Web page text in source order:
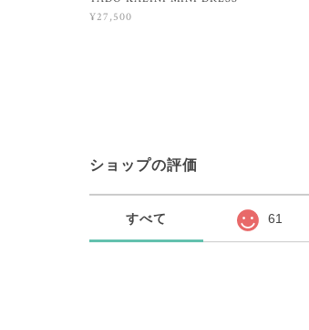
¥27,500
ショップの評価
すべて 61